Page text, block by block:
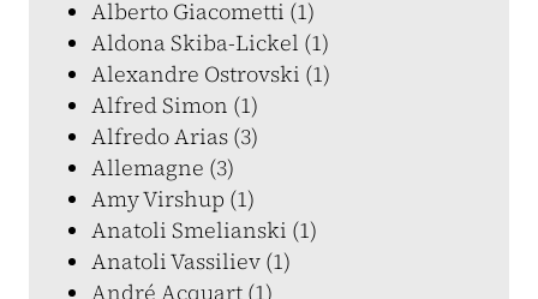
Alberto Giacometti (1)
Aldona Skiba-Lickel (1)
Alexandre Ostrovski (1)
Alfred Simon (1)
Alfredo Arias (3)
Allemagne (3)
Amy Virshup (1)
Anatoli Smelianski (1)
Anatoli Vassiliev (1)
André Acquart (1)